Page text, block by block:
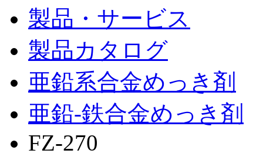
製品・サービス
製品カタログ
亜鉛系合金めっき剤
亜鉛-鉄合金めっき剤
FZ-270